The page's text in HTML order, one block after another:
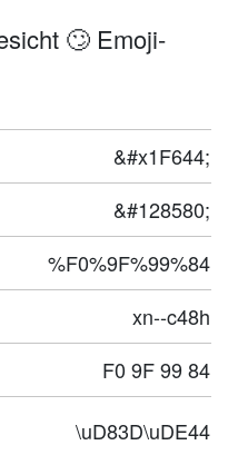
🙄 Emoji-
&#x1F644;
&#128580;
%F0%9F%99%84
xn--c48h
F0 9F 99 84
\uD83D\uDE44